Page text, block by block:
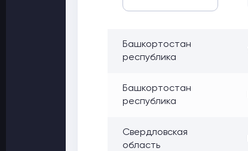
Башкортостан
республика
Башкортостан
республика
Свердловская
область